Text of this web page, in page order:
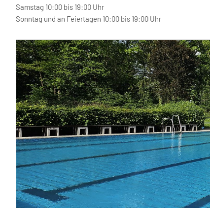
Samstag 10:00 bis 19:00 Uhr
Sonntag und an Feiertagen 10:00 bis 19:00 Uhr